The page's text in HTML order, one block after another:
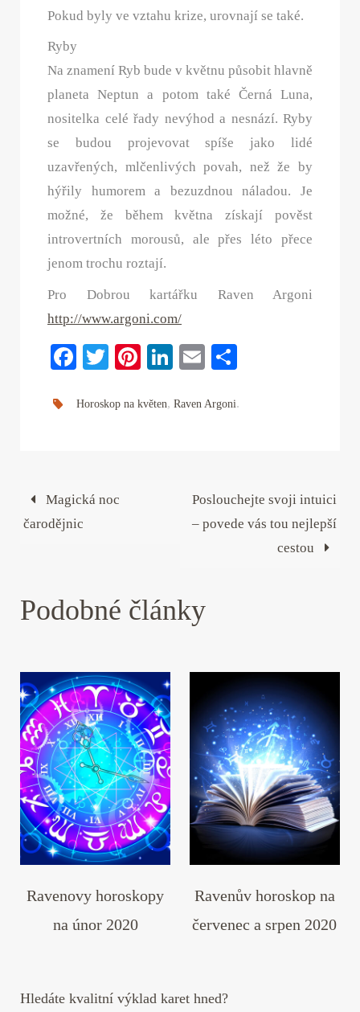
Pokud byly ve vztahu krize, urovnají se také.
Ryby
Na znamení Ryb bude v květnu působit hlavně
planeta Neptun a potom také Černá Luna,
nositelka celé řady nevýhod a nesnází. Ryby
se budou projevovat spíše jako lidé
uzavřených, mlčenlivých povah, než že by
hýřily humorem a bezuzdnou náladou. Je
možné, že během května získají pověst
introvertních morousů, ale přes léto přece
jenom trochu roztají.
Pro Dobrou kartářku Raven Argoni
http://www.argoni.com/
Fa
bo
T
tte
Pi
er
Li
ed
E
ail re
Horoskop na květen, Raven Argoni.
Magická noc
čarodějnic
Poslouchejte svoji intuici
– povede vás tou nejlepší
cestou
Podobné články
Ravenův horoskop na
červenec a srpen 2020
Ravenovy horoskopy
na únor 2020
Hledáte kvalitní výklad karet hned?